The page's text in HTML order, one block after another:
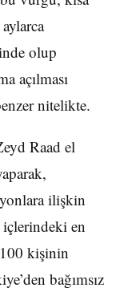
olup
açılması
nitelikte.
Raad el
ilişkin
içlerindeki en
kişinin
bağımsız